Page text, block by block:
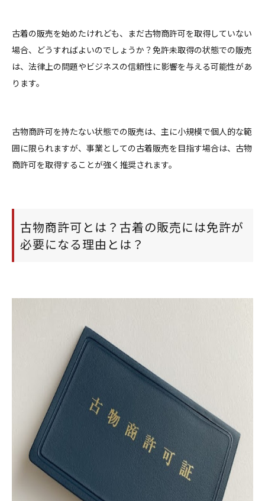
古着の販売を始めたけれども、まだ古物商許可を取得していない
場合、どうすればよいのでしょうか？免許未取得の状態での販売
は、法律上の問題やビジネスの信頼性に影響を与える可能性があ
ります。
古物商許可を持たない状態での販売は、主に小規模で個人的な範
囲に限られますが、事業としての古着販売を目指す場合は、古物
商許可を取得することが強く推奨されます。
古物商許可とは？古着の販売には免許が
必要になる理由とは？